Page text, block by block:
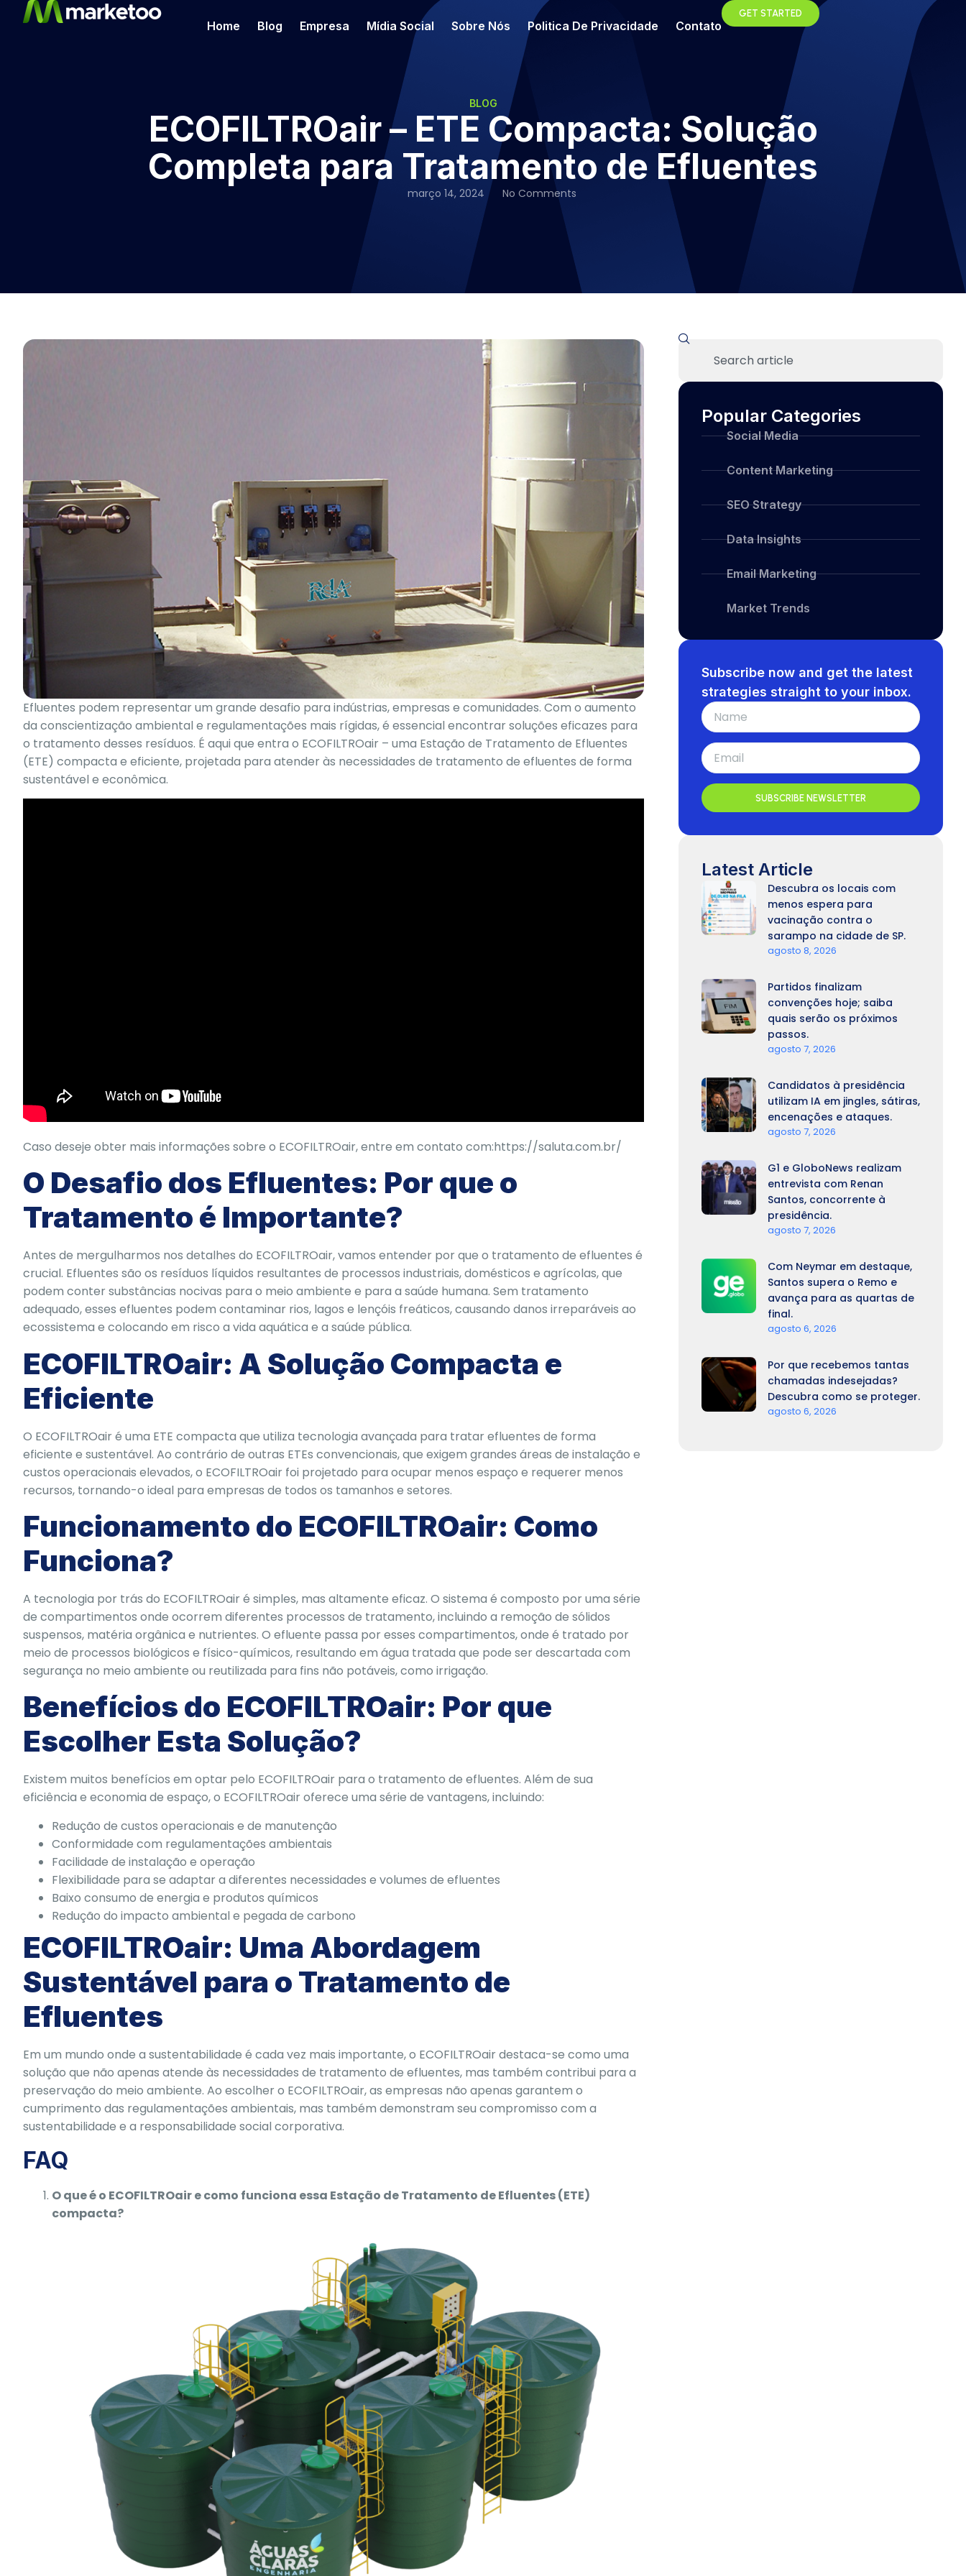
Home Blog Empresa Mídia Social Sobre Nós Politica De Privacidade Contato
GET STARTED
BLOG
ECOFILTROair – ETE Compacta: Solução
Completa para Tratamento de Efluentes
março 14, 2024 No Comments
Efluentes podem representar um grande desafio para indústrias, empresas e comunidades. Com o aumento
da conscientização ambiental e regulamentações mais rígidas, é essencial encontrar soluções eficazes para
o tratamento desses resíduos. É aqui que entra o ECOFILTROair – uma Estação de Tratamento de Efluentes
(ETE) compacta e eficiente, projetada para atender às necessidades de tratamento de efluentes de forma
sustentável e econômica.
Caso deseje obter mais informações sobre o ECOFILTROair, entre em contato com:https://saluta.com.br/
O Desafio dos Efluentes: Por que o
Tratamento é Importante?
Antes de mergulharmos nos detalhes do ECOFILTROair, vamos entender por que o tratamento de efluentes é
crucial. Efluentes são os resíduos líquidos resultantes de processos industriais, domésticos e agrícolas, que
podem conter substâncias nocivas para o meio ambiente e para a saúde humana. Sem tratamento
adequado, esses efluentes podem contaminar rios, lagos e lençóis freáticos, causando danos irreparáveis ao
ecossistema e colocando em risco a vida aquática e a saúde pública.
ECOFILTROair: A Solução Compacta e
Eficiente
O ECOFILTROair é uma ETE compacta que utiliza tecnologia avançada para tratar efluentes de forma
eficiente e sustentável. Ao contrário de outras ETEs convencionais, que exigem grandes áreas de instalação e
custos operacionais elevados, o ECOFILTROair foi projetado para ocupar menos espaço e requerer menos
recursos, tornando-o ideal para empresas de todos os tamanhos e setores.
Funcionamento do ECOFILTROair: Como
Funciona?
A tecnologia por trás do ECOFILTROair é simples, mas altamente eficaz. O sistema é composto por uma série
de compartimentos onde ocorrem diferentes processos de tratamento, incluindo a remoção de sólidos
suspensos, matéria orgânica e nutrientes. O efluente passa por esses compartimentos, onde é tratado por
meio de processos biológicos e físico-químicos, resultando em água tratada que pode ser descartada com
segurança no meio ambiente ou reutilizada para fins não potáveis, como irrigação.
Benefícios do ECOFILTROair: Por que
Escolher Esta Solução?
Existem muitos benefícios em optar pelo ECOFILTROair para o tratamento de efluentes. Além de sua
eficiência e economia de espaço, o ECOFILTROair oferece uma série de vantagens, incluindo:
Redução de custos operacionais e de manutenção
Conformidade com regulamentações ambientais
Facilidade de instalação e operação
Flexibilidade para se adaptar a diferentes necessidades e volumes de efluentes
Baixo consumo de energia e produtos químicos
Redução do impacto ambiental e pegada de carbono
ECOFILTROair: Uma Abordagem
Sustentável para o Tratamento de
Efluentes
Em um mundo onde a sustentabilidade é cada vez mais importante, o ECOFILTROair destaca-se como uma
solução que não apenas atende às necessidades de tratamento de efluentes, mas também contribui para a
preservação do meio ambiente. Ao escolher o ECOFILTROair, as empresas não apenas garantem o
cumprimento das regulamentações ambientais, mas também demonstram seu compromisso com a
sustentabilidade e a responsabilidade social corporativa.
FAQ
O que é o ECOFILTROair e como funciona essa Estação de Tratamento de Efluentes (ETE)
compacta?
Popular Categories
Social Media
Content Marketing
SEO Strategy
Data Insights
Email Marketing
Market Trends
Subscribe now and get the latest
strategies straight to your inbox.
SUBSCRIBE NEWSLETTER
Latest Article
Descubra os locais com
menos espera para
vacinação contra o
sarampo na cidade de SP.
agosto 8, 2026
Partidos finalizam
convenções hoje; saiba
quais serão os próximos
passos.
agosto 7, 2026
Candidatos à presidência
utilizam IA em jingles, sátiras,
encenações e ataques.
agosto 7, 2026
G1 e GloboNews realizam
entrevista com Renan
Santos, concorrente à
presidência.
agosto 7, 2026
Com Neymar em destaque,
Santos supera o Remo e
avança para as quartas de
final.
agosto 6, 2026
Por que recebemos tantas
chamadas indesejadas?
Descubra como se proteger.
agosto 6, 2026